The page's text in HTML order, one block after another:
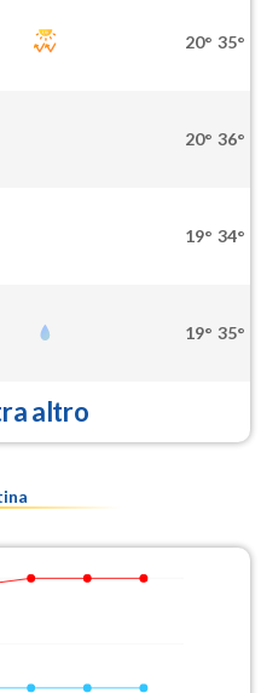
20° 35°
20° 36°
19° 34°
19° 35°
altro